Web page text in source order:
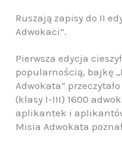
Ruszają zapisy do II
Adwokaci”.
Pierwsza edycja
popularnością, bajkę
Adwokata”
(klasy I-III) 1600
aplikantek i
Misia Adwokata